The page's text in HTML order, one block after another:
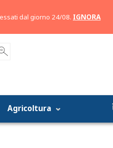
Agricoltura
dal giorno 24/08. IGNORA